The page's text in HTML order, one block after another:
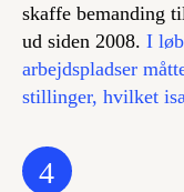
skaffe bemanding
ud siden 2008. I
arbejdspladser
stillinger, hvilket
4